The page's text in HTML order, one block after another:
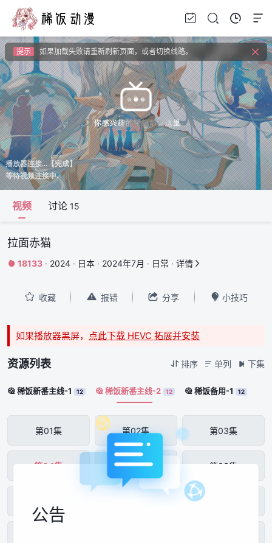
提示
如果无法播放请安装HEVC拓展，具体请百度
提示
如果加载失败请重新刷新页面，或者切换线路。
提示
视频载入速度跟网速有关，请耐心等待几秒钟。
提示 如果无法播放请安装HEVC拓展，具体请百度
视频 讨论 15
拉面赤猫
 18133 · 2024 · 日本 · 2024年7月 · 日常 · 详情 
 收藏  报错  分享  小技巧
如果播放器黑屏， 点此下载 HEVC 拓展并安装
资源列表  排序  单列  下集
 稀饭新番主线-1 12  稀饭新番主线-2 12  稀饭备用-1 12
第01集 第02集 第03集
第04集 第05集 第06集
公告